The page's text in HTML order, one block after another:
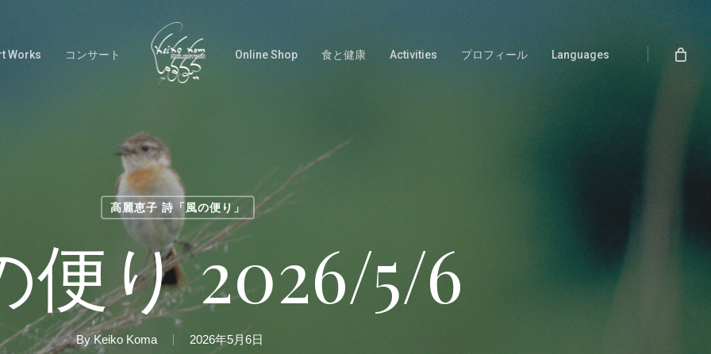
Works コンサート Online Shop 食と健康 Activities プロフィール Languages
高麗恵子 詩「風の便り」
便り 2026/5/6
By Keiko Koma 2026年5月6日